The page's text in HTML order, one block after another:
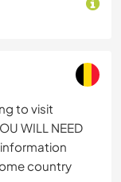
to visit
WILL NEED
information
country